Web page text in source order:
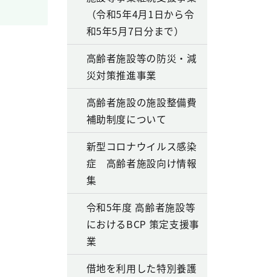
（令和5年4月1日から令
和5年5月7日分まで）
高齢者施設等の防災・減
災対策推進事業
高齢者施設の施設整備費
補助制度について
新型コロナウイルス感染
症 高齢者施設向け情報
集
令和5年度 高齢者施設等
におけるBCP 策定支援事
業
借地を利用した特別養護